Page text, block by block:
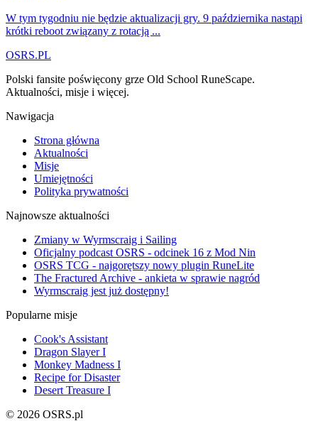
W tym tygodniu nie będzie aktualizacji gry. 9 października nastąpi
krótki reboot związany z rotacją ...
OSRS.PL
Polski fansite poświęcony grze Old School RuneScape.
Aktualności, misje i więcej.
Nawigacja
Strona główna
Aktualności
Misje
Umiejętności
Polityka prywatności
Najnowsze aktualności
Zmiany w Wyrmscraig i Sailing
Oficjalny podcast OSRS - odcinek 16 z Mod Nin
OSRS TCG - najgorętszy nowy plugin RuneLite
The Fractured Archive - ankieta w sprawie nagród
Wyrmscraig jest już dostępny!
Popularne misje
Cook's Assistant
Dragon Slayer I
Monkey Madness I
Recipe for Disaster
Desert Treasure I
© 2026 OSRS.pl